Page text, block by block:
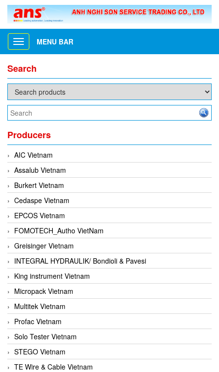
Toggle
navigation
MENU BAR
Search
Producers
AIC Vietnam
Assalub Vietnam
Burkert Vietnam
Cedaspe Vietnam
EPCOS Vietnam
FOMOTECH_Autho VietNam
Greisinger Vietnam
INTEGRAL HYDRAULIK/ Bondioli & Pavesi
King instrument Vietnam
Micropack Vietnam
Multitek Vietnam
Profac Vietnam
Solo Tester Vietnam
STEGO Vietnam
TE Wire & Cable Vietnam